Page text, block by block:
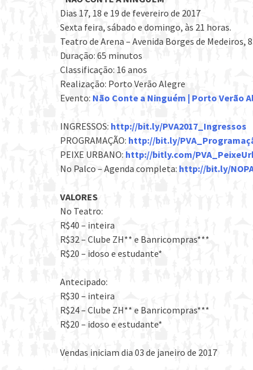
Dias 17, 18 e 19 de fevereiro de 2017
Sexta feira, sábado e domingo, às 21 horas.
Teatro de Arena – Avenida Borges de
Duração: 65 minutos
Classificação: 16 anos
Realização: Porto Verão Alegre
Evento: Não Conte a Ninguém | Porto Verão
INGRESSOS: http://bit.ly/PVA2017_Ingressos
PROGRAMAÇÃO: http://bit.ly/
PEIXE URBANO: http://bitly.com/
No Palco – Agenda completa: http://bit.ly/
VALORES
No Teatro:
R$40 – inteira
R$32 – Clube ZH** e Banricompras***
R$20 – idoso e estudante*
Antecipado:
R$30 – inteira
R$24 – Clube ZH** e Banricompras***
R$20 – idoso e estudante*
Vendas iniciam dia 03 de janeiro de 2017